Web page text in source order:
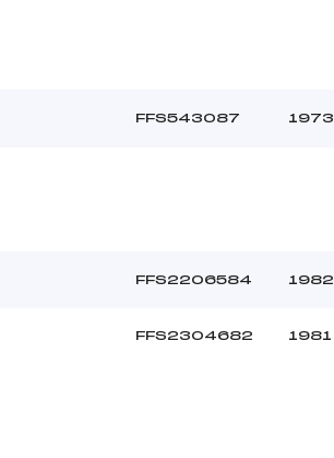
FFS543087 1973
FFS2206584 1982
FFS2304682 1981